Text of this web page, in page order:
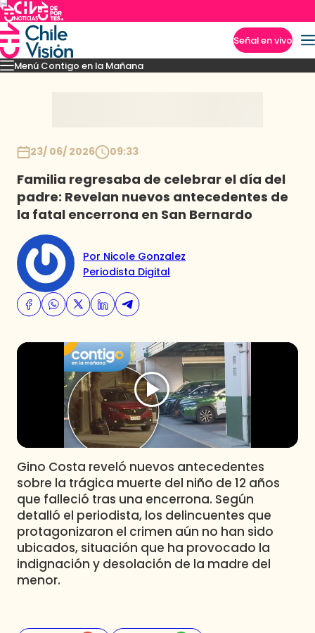
Señal en vivo
Menú Contigo en la Mañana
MomentosReportajesDenunciasPolicialPolíticaEspectáculo
23/ 06/ 2026 09:33
Familia regresaba de celebrar el día del
padre: Revelan nuevos antecedentes de
la fatal encerrona en San Bernardo
Por Nicole Gonzalez
Periodista Digital
Gino Costa reveló nuevos antecedentes
sobre la trágica muerte del niño de 12 años
que falleció tras una encerrona. Según
detalló el periodista, los delincuentes que
protagonizaron el crimen aún no han sido
ubicados, situación que ha provocado la
indignación y desolación de la madre del
menor.
Imperdibles
Club De La Comedia
Contigo en Directo
Plan Perfecto
El Tiempo
Sabingo
Todos Los Programas